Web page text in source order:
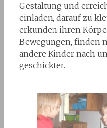
Gestaltung und
einladen, darauf zu
erkunden ihren
Bewegungen, finden
andere Kinder nach
geschickter.